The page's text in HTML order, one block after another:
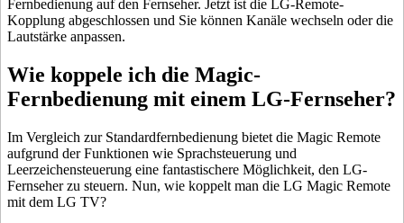
Fernbedienung auf den Fernseher. Jetzt ist die LG-Remote-
Kopplung abgeschlossen und Sie können Kanäle wechseln oder die
Lautstärke anpassen.
Wie koppele ich die Magic-
Fernbedienung mit einem LG-Fernseher?
Im Vergleich zur Standardfernbedienung bietet die Magic Remote
aufgrund der Funktionen wie Sprachsteuerung und
Leerzeichensteuerung eine fantastischere Möglichkeit, den LG-
Fernseher zu steuern. Nun, wie koppelt man die LG Magic Remote
mit dem LG TV?